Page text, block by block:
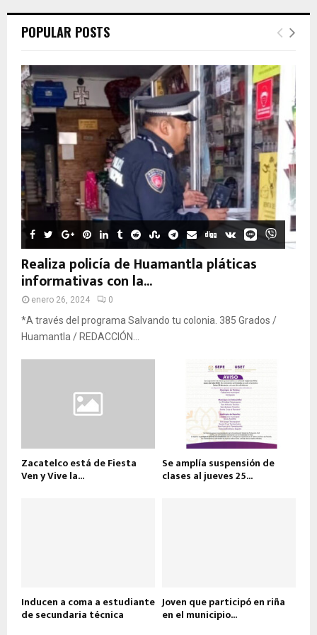
POPULAR POSTS
Realiza policía de Huamantla pláticas
informativas con la...
enero 26, 2024 0
*A través del programa Salvando tu colonia. 385 Grados /
Huamantla / REDACCIÓN...
Zacatelco está de Fiesta
Ven y Vive la...
Se amplía suspensión de
clases al jueves 25...
Inducen a coma a estudiante
de secundaria técnica
Joven que participó en riña
en el municipio...